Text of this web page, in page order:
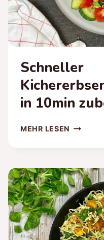
Schneller
in 10min
MEHR LESEN
IN
10MIN